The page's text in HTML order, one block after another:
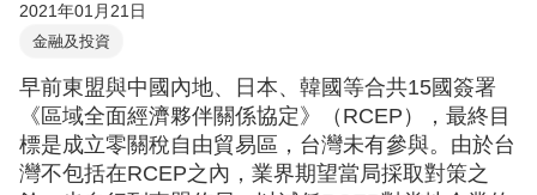
2021年01月21日
金融及投資
早前東盟與中國內地、日本、韓國等合共15國簽署
《區域全面經濟夥伴關係協定》（RCEP），最終目
標是成立零關稅自由貿易區，台灣未有參與。由於台
灣不包括在RCEP之內，業界期望當局採取對策之